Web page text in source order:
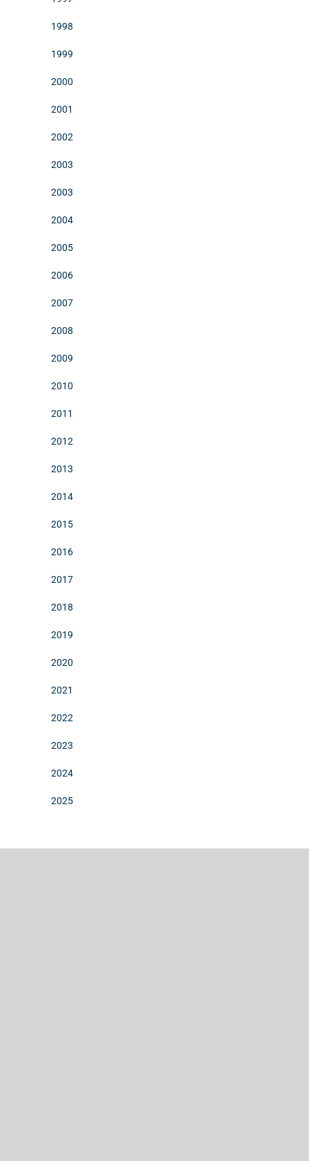
1998
1999
2000
2001
2002
2003
2003
2004
2005
2006
2007
2008
2009
2010
2011
2012
2013
2014
2015
2016
2017
2018
2019
2020
2021
2022
2023
2024
2025